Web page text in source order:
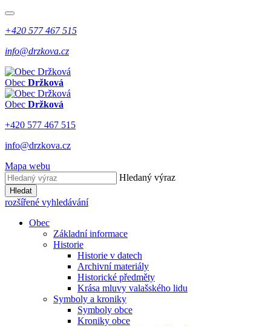
+420 577 467 515
info@drzkova.cz
Obec Držková
Obec Držková
+420 577 467 515
info@drzkova.cz
Mapa webu
Hledaný výraz
Hledat
rozšířené vyhledávání
Obec
Základní informace
Historie
Historie v datech
Archivní materiály
Historické předměty
Krása mluvy valašského lidu
Symboly a kroniky
Symboly obce
Kroniky obce